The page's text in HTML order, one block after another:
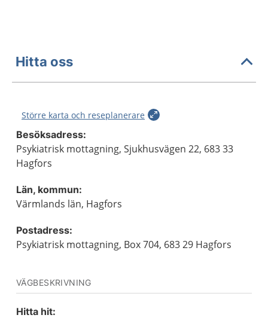
Hitta oss
Större karta och reseplanerare
Besöksadress:
Psykiatrisk mottagning, Sjukhusvägen 22, 683 33
Hagfors
Län, kommun:
Värmlands län, Hagfors
Postadress:
Psykiatrisk mottagning, Box 704, 683 29 Hagfors
VÄGBESKRIVNING
Hitta hit: